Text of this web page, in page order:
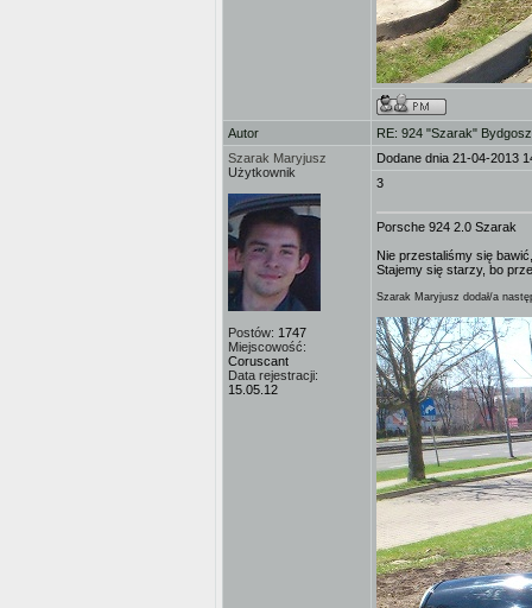
Autor
RE: 924 "Szarak"
Szarak Maryjusz
Użytkownik
Postów: 1747
Miejscowość:
Coruscant
Data rejestracji:
15.05.12
Dodane dnia 21-04-2013
3
Porsche 924 2.0 Szarak
Nie przestaliśmy się
Stajemy się starzy, bo
Szarak Maryjusz dodał/a